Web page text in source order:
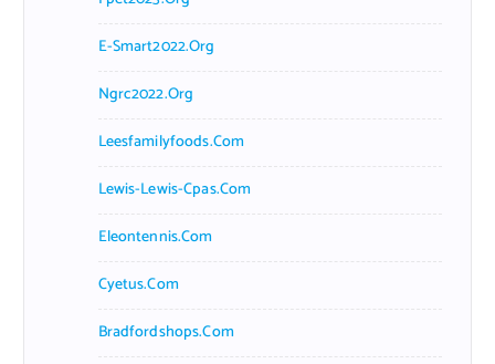
E-Smart2022.org
Ngrc2022.org
Leesfamilyfoods.com
Lewis-Lewis-Cpas.com
Eleontennis.com
Cyetus.com
Bradfordshops.com